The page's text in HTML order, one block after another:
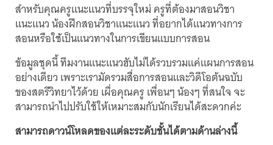
สำหรับคุณครูแนะแนวที่บรรจุใหม่ ครูที่ต้องมาสอนวิชา
แนะแนว น้องฝึกสอนวิชาแนะแนว ที่อยากได้แนวทางการ
สอนหรือใช้เป็นแนวทางในการเขียนแบบการสอน
ข้อมูลชุดนี้ ทีมงานแนะแนวฮับไม่ได้รวบรวมแค่แผนการสอน
อย่างเดียว เพราะเรามัดรวมสื่อการสอนและวิดีโอต้นฉบับ
ของสตรีวิทยาไว้ด้วย เผื่อคุณครู เพื่อนๆ น้องๆ ที่สนใจ จะ
สามารถนำไปปรับใช้ให้เหมาะสมกับนักเรียนได้สะดวกค่ะ
สามารถดาวน์โหลดของแต่ละระดับชั้นได้ตามด้านล่างนี้